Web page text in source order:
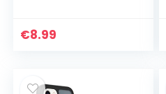
Protector] Moeilijk
€8.99